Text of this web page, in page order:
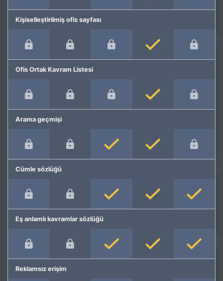
Kişiselleştirilmiş ofis sayfası
Ofis Ortak Kavram Listesi
Arama geçmişi
Cümle sözlüğü
Eş anlamlı kavramlar sözlüğü
Reklamsız erişim